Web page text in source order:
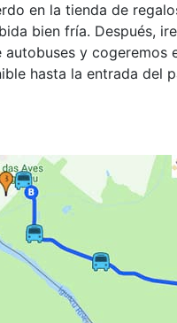
en la tienda de
bien fría. Después,
autobuses y cogeremos
hasta la entrada del